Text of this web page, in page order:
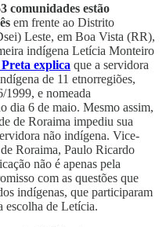
comunidades estão
em frente ao Distrito
Leste, em Boa Vista (RR),
indígena Letícia Monteiro
explica que a servidora
de 11 etnorregiões,
1999, e nomeada
dia 6 de maio. Mesmo assim,
de Roraima impediu sua
não indígena. Vice-
Roraima, Paulo Ricardo
não é apenas pela
com as questões que
indígenas, que participaram
escolha de Letícia.